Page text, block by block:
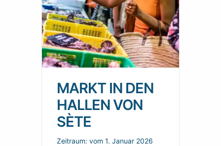
MARKT IN DEN
HALLEN VON
SÈTE
Zeitraum: vom 1. Januar 2026